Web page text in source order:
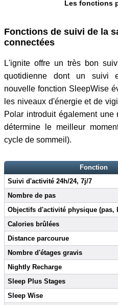
Les fonctions
Fonctions de suivi de la
connectées
L'ignite offre un très bon
quotidienne dont un suivi
nouvelle fonction SleepWise
les niveaux d'énergie et de
Polar introduit également
détermine le meilleur
cycle de sommeil).
Fonction
Suivi d'activité 24h/24, 7j/7
Nombre de pas
Objectifs d'activité physique (pas,
Calories brûlées
Distance parcourue
Nombre d'étages gravis
Nightly Recharge
Sleep Plus Stages
Sleep Wise